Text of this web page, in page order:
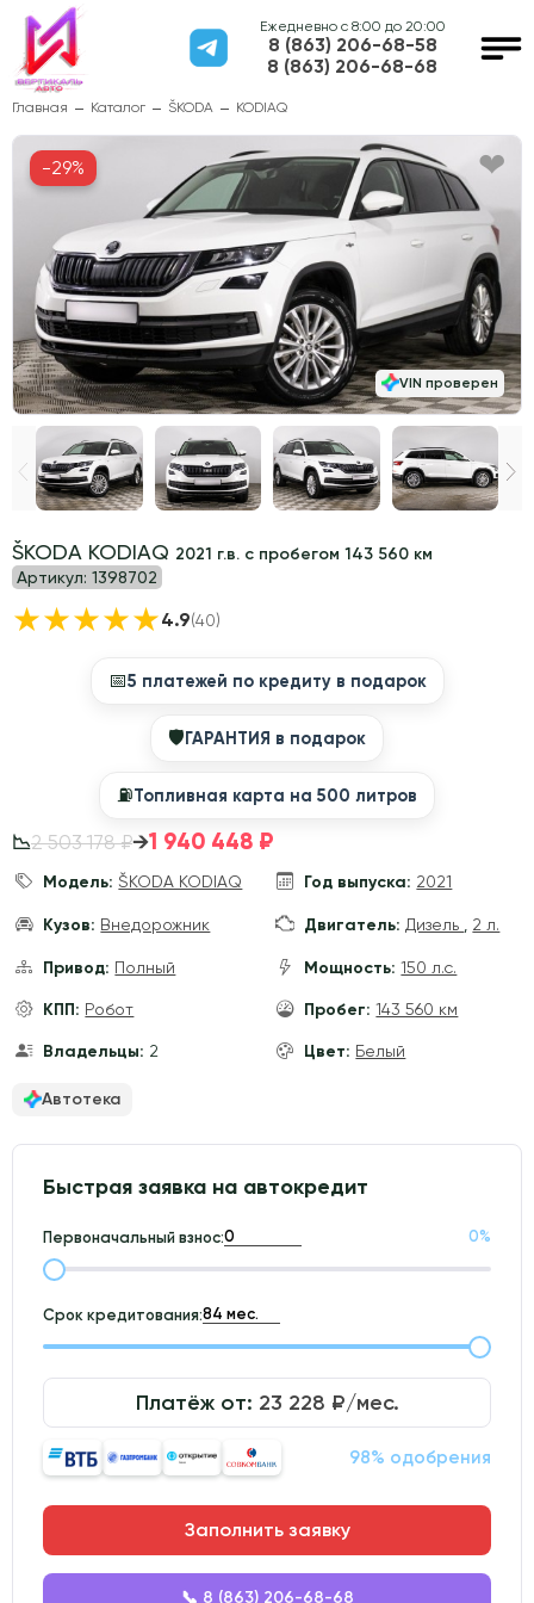
Ежедневно с 8:00 до 20:00
8 (863) 206-68-58
8 (863) 206-68-68
Главная Каталог ŠKODA KODIAQ
ŠKODA KODIAQ 2021 г.в. с пробегом 143 560 км
Артикул: 1398702
★★★★★4.9(40)
📅5 платежей по кредиту в подарок
🛡ГАРАНТИЯ в подарок
⛽️Топливная карта на 500 литров
📉2 503 178 ₽→1 940 448 ₽
Модель: ŠKODA KODIAQ Год выпуска: 2021
Кузов: Внедорожник Двигатель: Дизель 2 л.
Привод: Полный Мощность: 150 л.с.
КПП: Робот Пробег: 143 560 км
Владельцы: 2 Цвет: Белый
Автотека
Быстрая заявка на автокредит
Первоначальный взнос: 0%
Срок кредитования:
Платёж от: 23 228 ₽/мес.
98% одобрения
Заполнить заявку
📞 8 (863) 206-68-68
VIN проверен
-29%